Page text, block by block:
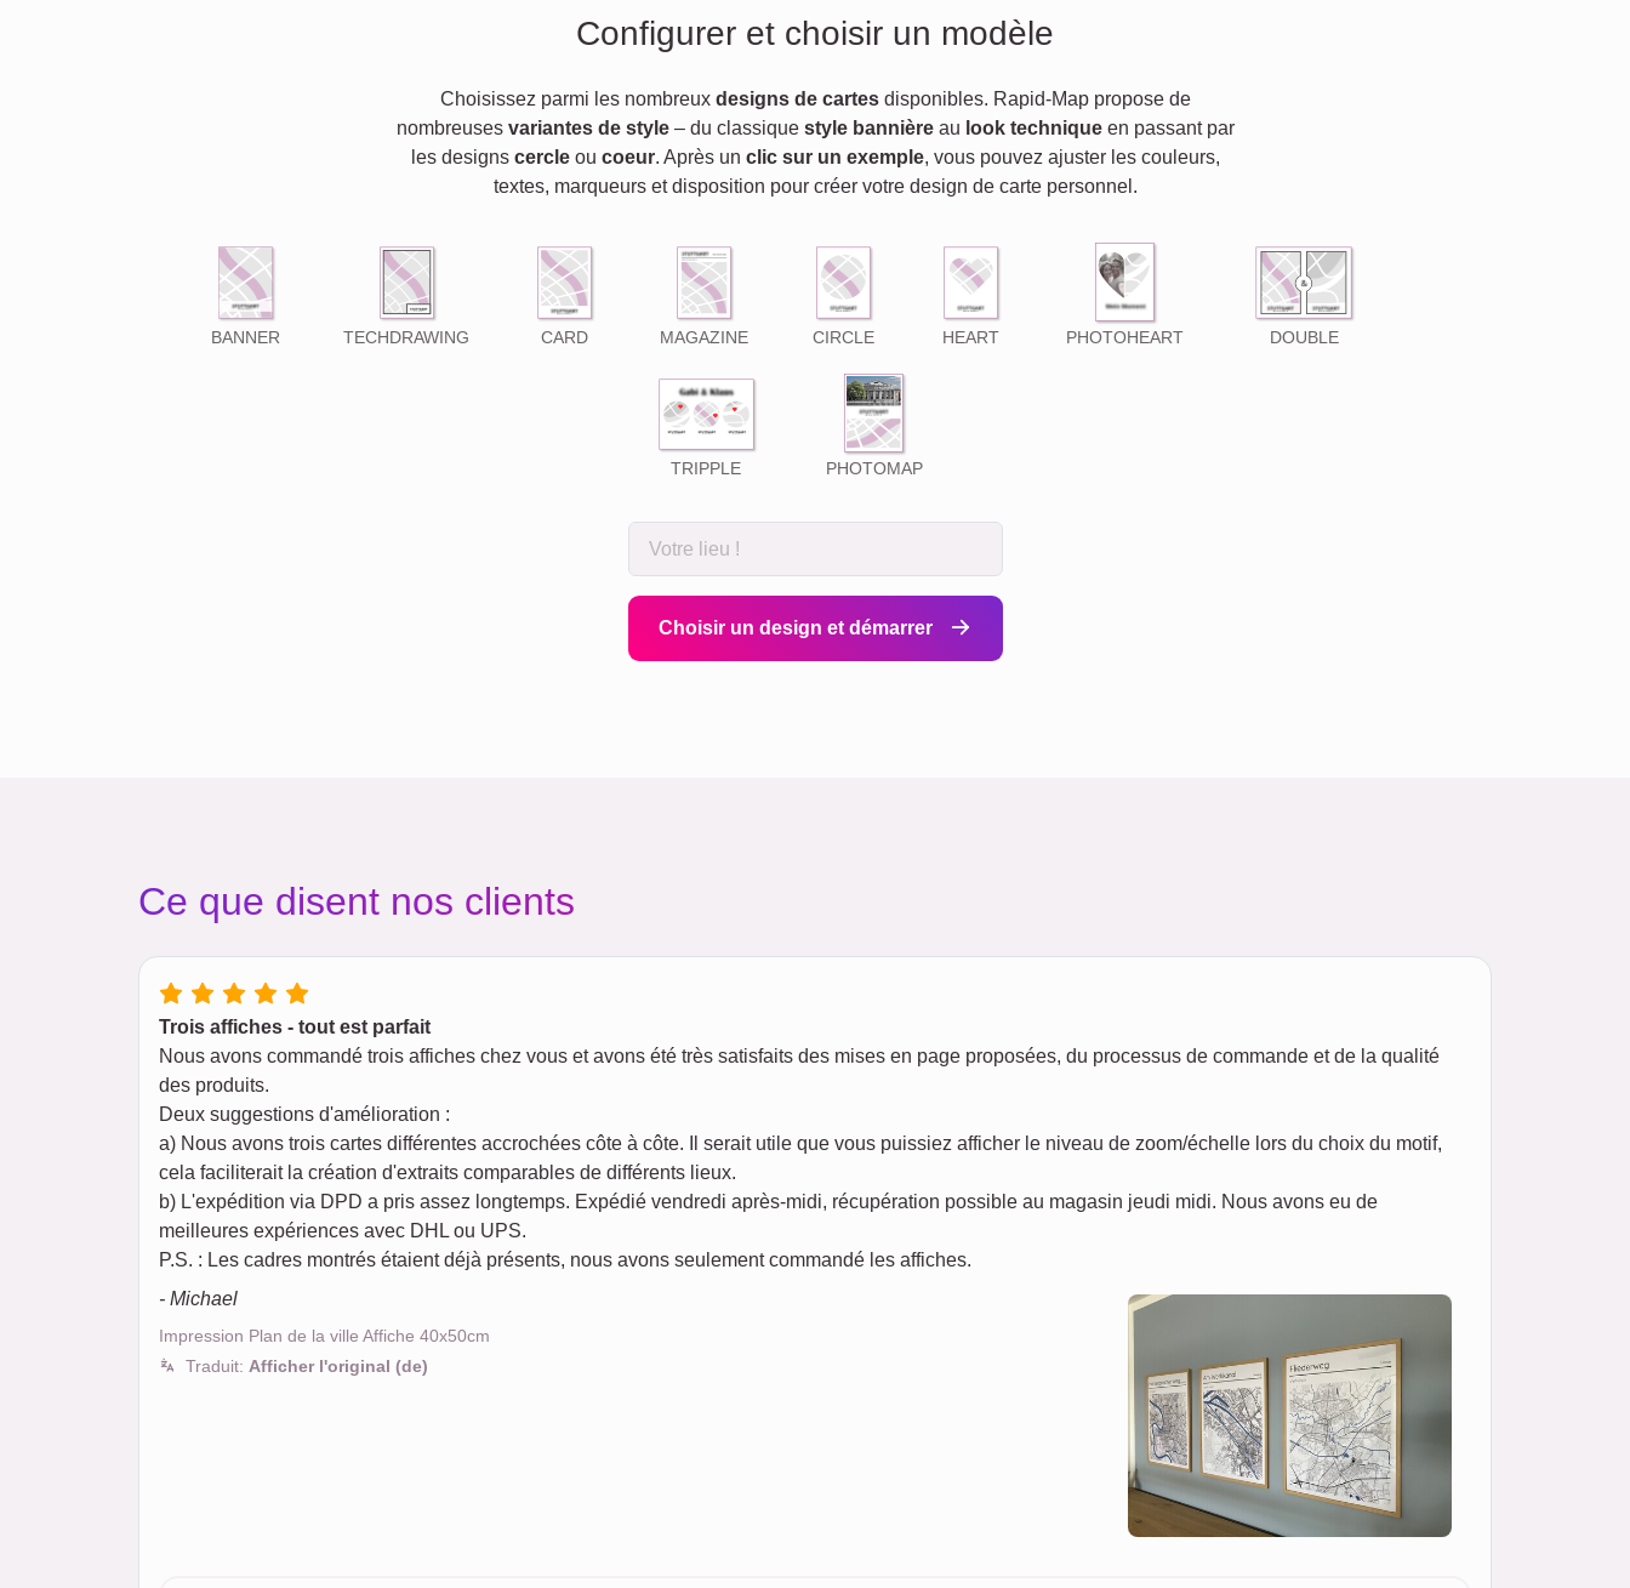
Configurer et choisir un modèle
Choisissez parmi les nombreux designs de cartesdisponibles. Rapid-Map propose de
nombreuses variantes de style– du classique style bannièreau look techniqueen passant par
les designs cercleou coeur. Après un clic sur un exemple, vous pouvez ajuster les couleurs,
textes, marqueurs et disposition pour créer votre design de carte personnel.
BANNER TECHDRAWING CARD MAGAZINE CIRCLE HEART PHOTOHEART DOUBLE
TRIPPLE PHOTOMAP
Choisir un design et démarrer
Ce que disent nos clients
Trois affiches - tout est parfait
Nous avons commandé trois affiches chez vous et avons été très satisfaits des mises en page proposées, du processus de commande et de la qualité
des produits.
Deux suggestions d'amélioration :
a) Nous avons trois cartes différentes accrochées côte à côte. Il serait utile que vous puissiez afficher le niveau de zoom/échelle lors du choix du motif,
cela faciliterait la création d'extraits comparables de différents lieux.
b) L'expédition via DPD a pris assez longtemps. Expédié vendredi après-midi, récupération possible au magasin jeudi midi. Nous avons eu de
meilleures expériences avec DHL ou UPS.
P.S. : Les cadres montrés étaient déjà présents, nous avons seulement commandé les affiches.
- Michael
Impression Plan de la ville Affiche 40x50cm
Traduit: Afficher l'original (de)